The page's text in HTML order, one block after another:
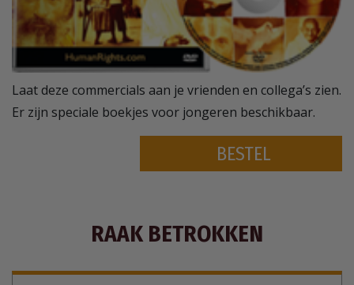
Laat deze commercials aan je vrienden en collega’s zien.
Er zijn speciale boekjes voor jongeren beschikbaar.
BESTEL
RAAK BETROKKEN